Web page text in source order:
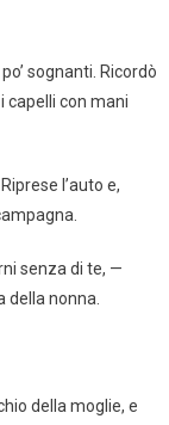
sognanti. Ricordò
capelli con mani
l’auto e,
senza di te, —
della nonna.
della moglie, e